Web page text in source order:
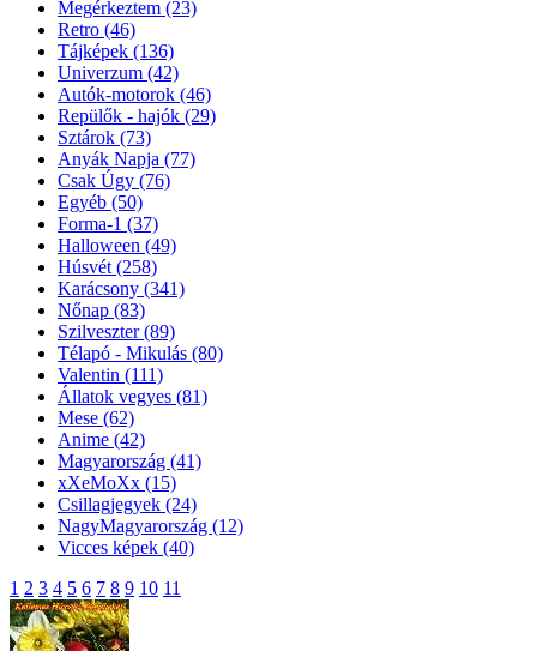
Megérkeztem (23)
Retro (46)
Tájképek (136)
Univerzum (42)
Autók-motorok (46)
Repülők - hajók (29)
Sztárok (73)
Anyák Napja (77)
Csak Úgy (76)
Egyéb (50)
Forma-1 (37)
Halloween (49)
Húsvét (258)
Karácsony (341)
Nőnap (83)
Szilveszter(89)
Télapó - Mikulás (80)
Valentin (111)
Állatok vegyes (81)
Mese (62)
Anime (42)
Magyarország (41)
xXeMoXx (15)
Csillagjegyek (24)
NagyMagyarország (12)
Vicces képek (40)
1 2 3 4 5 6 7 8 9 10 11